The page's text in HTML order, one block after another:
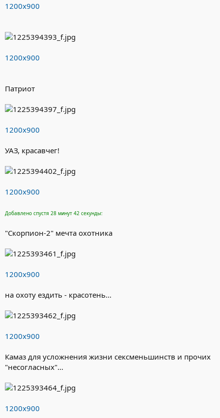
1200х900
1200х900
Патриот
1200х900
УАЗ, красавчег!
1200х900
Добавлено спустя 28 минут 42 секунды:
"Скорпион-2" мечта охотника
1200х900
на охоту ездить - красотень...
1200х900
Камаз для усложнения жизни сексменьшинств и прочих
"несогласных"...
1200х900